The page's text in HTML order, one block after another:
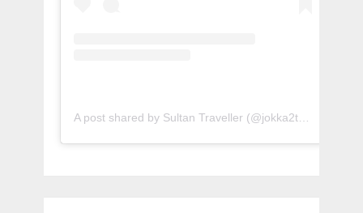
A post shared by Sultan Traveller (@jokka2traveller)